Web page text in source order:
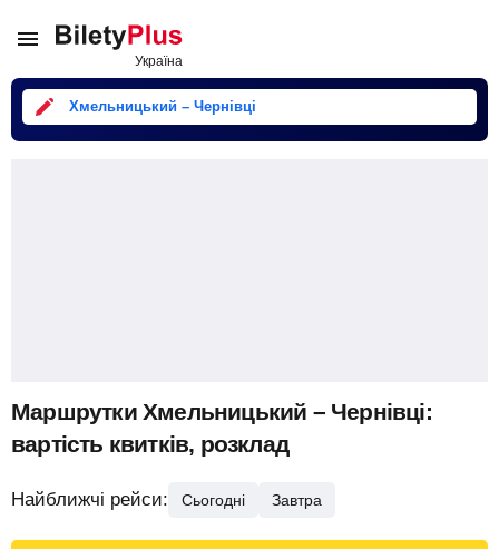
Хмельницький – Чернівці
Маршрутки Хмельницький – Чернівці:
вартість квитків, розклад
Найближчі рейси: Сьогодні Завтра